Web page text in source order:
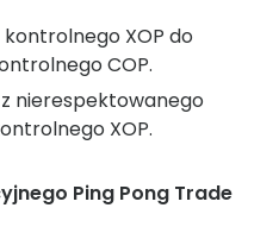
kontrolnego XOP do
COP.
z nierespektowanego
XOP.
Ping Pong Trade